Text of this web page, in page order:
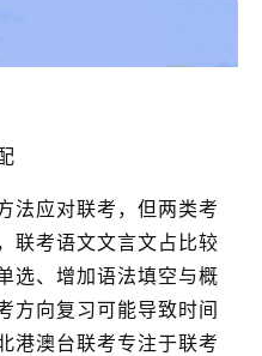
法应对联考，但两类考
联考语文文言文占比较
选、增加语法填空与概
方向复习可能导致时间
港澳台联考专注于联考